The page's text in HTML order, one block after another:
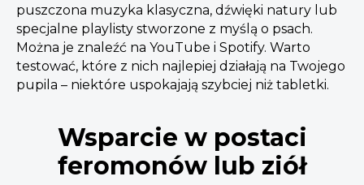
puszczona muzyka klasyczna, dźwięki natury lub
specjalne playlisty stworzone z myślą o psach.
Można je znaleźć na YouTube i Spotify. Warto
testować, które z nich najlepiej działają na Twojego
pupila – niektóre uspokajają szybciej niż tabletki.
Wsparcie w postaci
feromonów lub ziół